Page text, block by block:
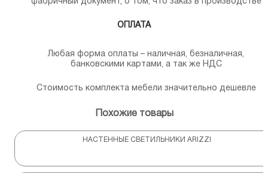
ОПЛАТА
Любая форма оплаты – наличная, безналичная,
банковскими картами, а так же НДС
Стоимость комплекта мебели значительно дешевле
Похожие товары
НАСТЕННЫЕ СВЕТИЛЬНИКИ ARIZZI